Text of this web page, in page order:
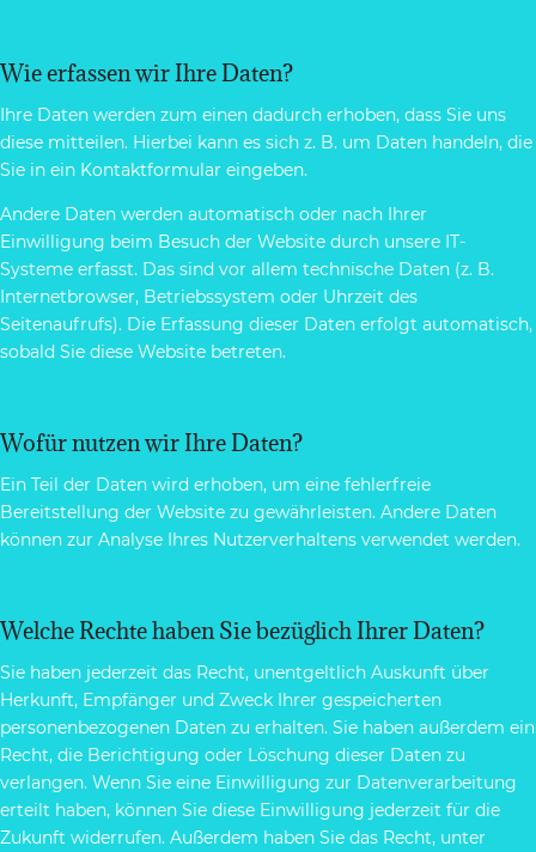
Wie erfassen wir Ihre Daten?
Ihre Daten werden zum einen dadurch erhoben, dass Sie uns
diese mitteilen. Hierbei kann es sich z. B. um Daten handeln, die
Sie in ein Kontaktformular eingeben.
Andere Daten werden automatisch oder nach Ihrer
Einwilligung beim Besuch der Website durch unsere IT-
Systeme erfasst. Das sind vor allem technische Daten (z. B.
Internetbrowser, Betriebssystem oder Uhrzeit des
Seitenaufrufs). Die Erfassung dieser Daten erfolgt automatisch,
sobald Sie diese Website betreten.
Wofür nutzen wir Ihre Daten?
Ein Teil der Daten wird erhoben, um eine fehlerfreie
Bereitstellung der Website zu gewährleisten. Andere Daten
können zur Analyse Ihres Nutzerverhaltens verwendet werden.
Welche Rechte haben Sie bezüglich Ihrer Daten?
Sie haben jederzeit das Recht, unentgeltlich Auskunft über
Herkunft, Empfänger und Zweck Ihrer gespeicherten
personenbezogenen Daten zu erhalten. Sie haben außerdem ein
Recht, die Berichtigung oder Löschung dieser Daten zu
verlangen. Wenn Sie eine Einwilligung zur Datenverarbeitung
erteilt haben, können Sie diese Einwilligung jederzeit für die
Zukunft widerrufen. Außerdem haben Sie das Recht, unter